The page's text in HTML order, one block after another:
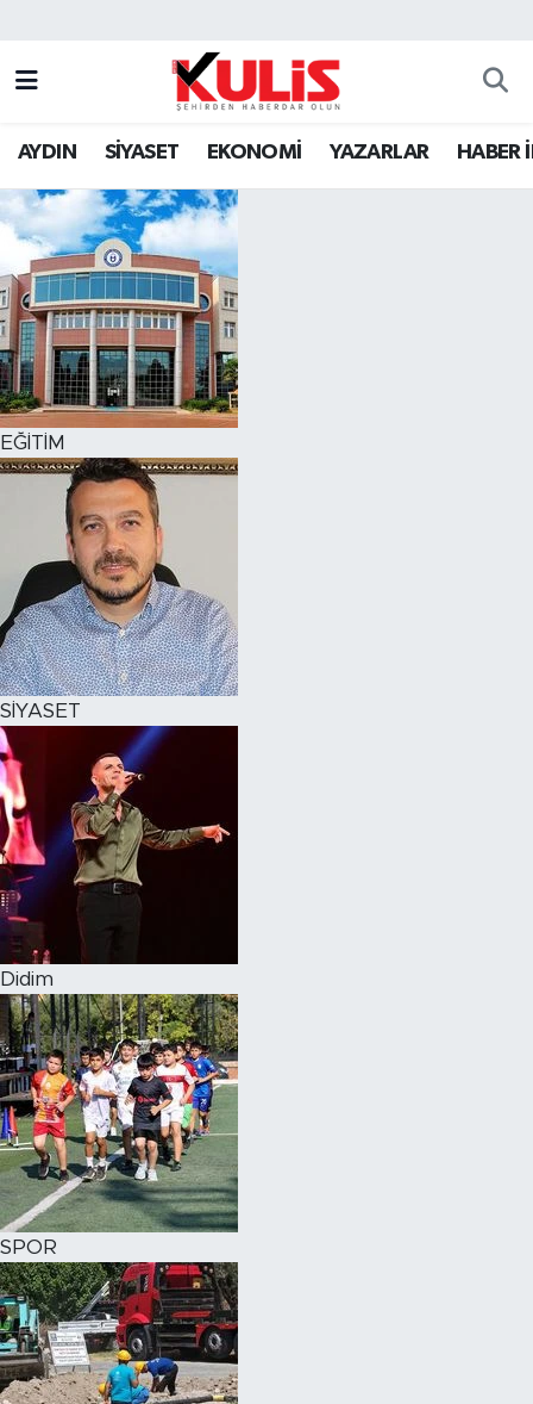
AYDIN SİYASET EKONOMİ YAZARLAR HABER
EĞİTİM
SİYASET
Didim
SPOR